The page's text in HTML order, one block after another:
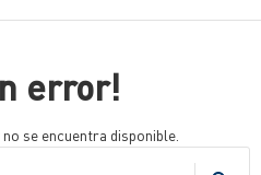
error!
se encuentra disponible.